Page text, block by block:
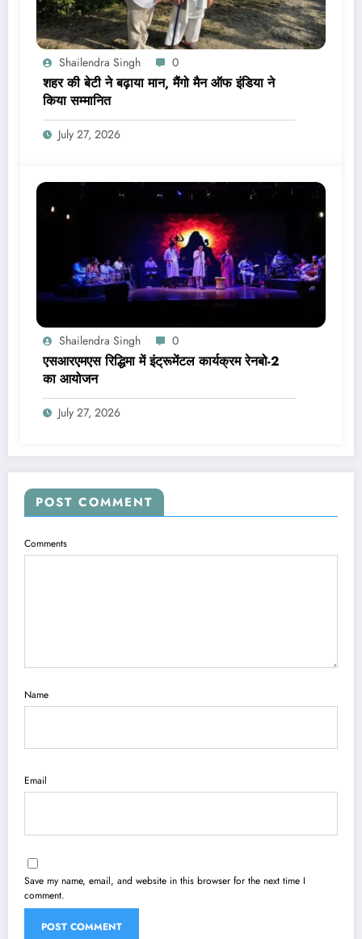
Shailendra Singh 0
शहर की बेटी ने बढ़ाया मान, मैंगो मैन ऑफ इंडिया ने
किया सम्मानित
July 27, 2026
Shailendra Singh 0
एसआरएमएस रिद्धिमा में इंट्रूमेंटल कार्यक्रम रेनबो-2
का आयोजन
July 27, 2026
POST COMMENT
Comments
Name
Email
Save my name, email, and website in this browser for the next time I
comment.